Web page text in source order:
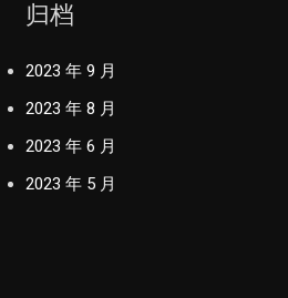
归档
2023 年 9 月
2023 年 8 月
2023 年 6 月
2023 年 5 月